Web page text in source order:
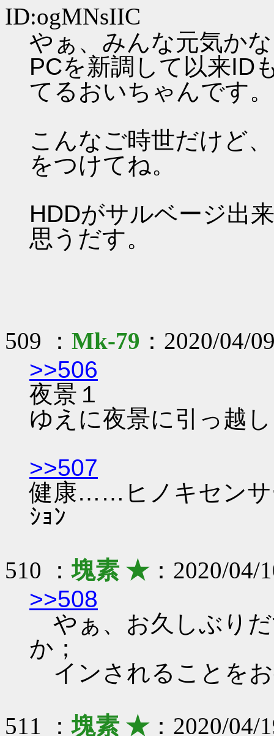
ID:ogMNsIIC
やぁ、みんな元気か
PCを新調して以来ID
てるおいちゃんです。
こんなご時世だけど
をつけてね。
HDDがサルベージ出
思うだす。
509 ： Mk-79 ：2020/04/
>>506
夜景１
ゆえに夜景に引っ越
>>507
健康……ヒノキセンサ
ｼｮﾝ
510 ：塊素 ★：2020/04/
>>508
やぁ、お久しぶり
か；
インされることを
511 ：塊素 ★：2020/04/